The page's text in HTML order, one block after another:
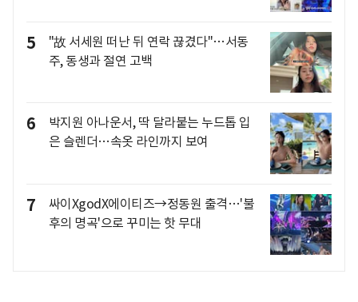
5
"故 서세원 떠난 뒤 연락 끊겼다"…서동
주, 동생과 절연 고백
6
박지원 아나운서, 딱 달라붙는 누드톱 입
은 슬렌더…속옷 라인까지 보여
7
싸이XgodX에이티즈→정동원 출격…'불
후의 명곡'으로 꾸미는 핫 무대